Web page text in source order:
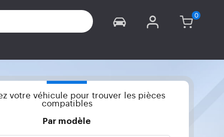
votre véhicule pour trouver les pièces
compatibles
Par modèle